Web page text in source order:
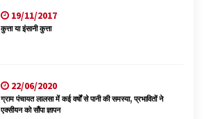
19/11/2017
कुत्ता या इंसानी कुत्ता
22/06/2020
ग्राम पंचायत लालसा में कई वर्षों से पानी की समस्या, प्रभावितों ने
एक्सीयन को सौंपा ज्ञापन